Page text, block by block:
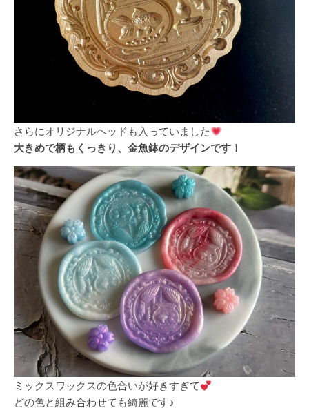
さらにオリジナルヘッドも入っていました
大きめで柄もくっきり、金魚鉢のデザインです！
ミックスワックスの色合いが好きすぎて
どの色と組み合わせても綺麗です♪